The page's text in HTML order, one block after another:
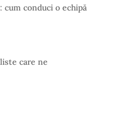
cum conduci o echipă
care ne